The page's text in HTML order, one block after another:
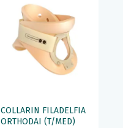
COLLARIN FILADELFIA
ORTHODAI (T/MED)